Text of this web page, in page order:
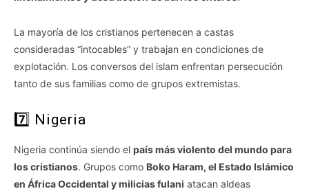
La mayoría de los cristianos pertenecen a castas
consideradas “intocables” y trabajan en condiciones de
explotación. Los conversos del islam enfrentan persecución
tanto de sus familias como de grupos extremistas.
7️⃣ Nigeria
Nigeria continúa siendo el país más violento del mundo para
los cristianos. Grupos como Boko Haram, el Estado Islámico
en África Occidental y milicias fulani atacan aldeas